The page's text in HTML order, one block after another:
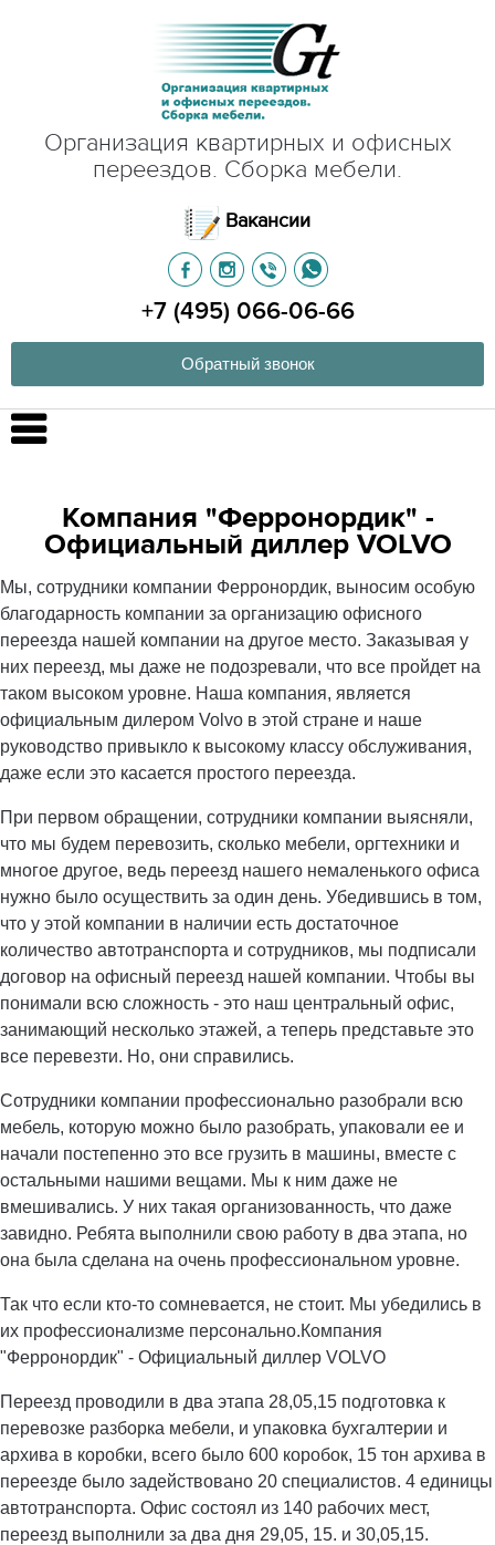
Организация квартирных и офисных
переездов. Сборка мебели.
Вакансии
+7 (495) 066-06-66
Обратный звонок
Компания "Ферронордик" -
Официальный диллер VOLVO
Мы, сотрудники компании Ферронордик, выносим особую
благодарность компании за организацию офисного
переезда нашей компании на другое место. Заказывая у
них переезд, мы даже не подозревали, что все пройдет на
таком высоком уровне. Наша компания, является
официальным дилером Volvo в этой стране и наше
руководство привыкло к высокому классу обслуживания,
даже если это касается простого переезда.
При первом обращении, сотрудники компании выясняли,
что мы будем перевозить, сколько мебели, оргтехники и
многое другое, ведь переезд нашего немаленького офиса
нужно было осуществить за один день. Убедившись в том,
что у этой компании в наличии есть достаточное
количество автотранспорта и сотрудников, мы подписали
договор на офисный переезд нашей компании. Чтобы вы
понимали всю сложность - это наш центральный офис,
занимающий несколько этажей, а теперь представьте это
все перевезти. Но, они справились.
Сотрудники компании профессионально разобрали всю
мебель, которую можно было разобрать, упаковали ее и
начали постепенно это все грузить в машины, вместе с
остальными нашими вещами. Мы к ним даже не
вмешивались. У них такая организованность, что даже
завидно. Ребята выполнили свою работу в два этапа, но
она была сделана на очень профессиональном уровне.
Так что если кто-то сомневается, не стоит. Мы убедились в
их профессионализме персонально.Компания
"Ферронордик" - Официальный диллер VOLVO
Переезд проводили в два этапа 28,05,15 подготовка к
перевозке разборка мебели, и упаковка бухгалтерии и
архива в коробки, всего было 600 коробок, 15 тон архива в
переезде было задействовано 20 специалистов. 4 единицы
автотранспорта. Офис состоял из 140 рабочих мест,
переезд выполнили за два дня 29,05, 15. и 30,05,15.